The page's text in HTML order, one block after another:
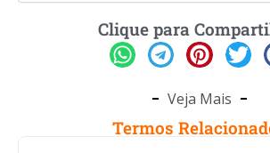
Clique para
Veja Mais
Termos